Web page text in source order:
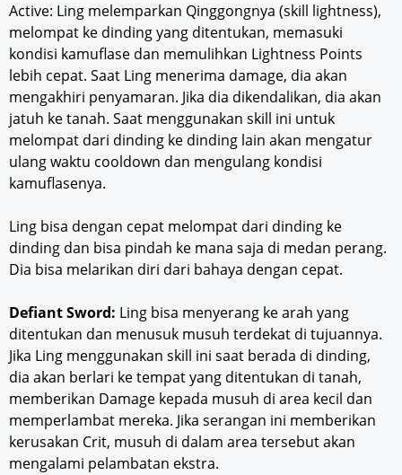
Active: Ling melemparkan Qinggongnya (skill lightness),
melompat ke dinding yang ditentukan, memasuki
kondisi kamuflase dan memulihkan Lightness Points
lebih cepat. Saat Ling menerima damage, dia akan
mengakhiri penyamaran. Jika dia dikendalikan, dia akan
jatuh ke tanah. Saat menggunakan skill ini untuk
melompat dari dinding ke dinding lain akan mengatur
ulang waktu cooldown dan mengulang kondisi
kamuflasenya.
Ling bisa dengan cepat melompat dari dinding ke
dinding dan bisa pindah ke mana saja di medan perang.
Dia bisa melarikan diri dari bahaya dengan cepat.
Defiant Sword: Ling bisa menyerang ke arah yang
ditentukan dan menusuk musuh terdekat di tujuannya.
Jika Ling menggunakan skill ini saat berada di dinding,
dia akan berlari ke tempat yang ditentukan di tanah,
memberikan Damage kepada musuh di area kecil dan
memperlambat mereka. Jika serangan ini memberikan
kerusakan Crit, musuh di dalam area tersebut akan
mengalami pelambatan ekstra.